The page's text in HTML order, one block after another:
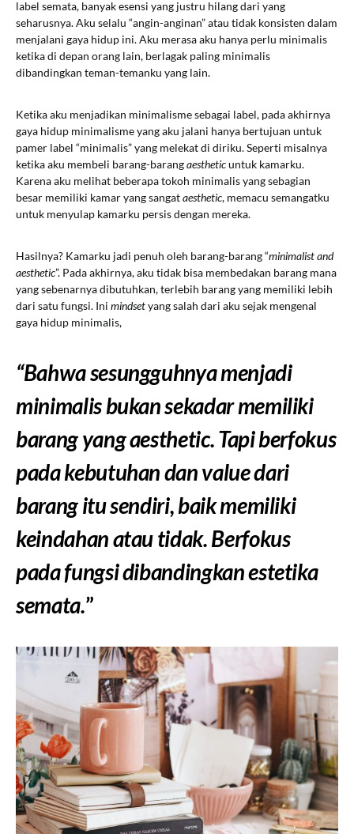
label semata, banyak esensi yang justru hilang dari yang
seharusnya. Aku selalu “angin-anginan” atau tidak konsisten dalam
menjalani gaya hidup ini. Aku merasa aku hanya perlu minimalis
ketika di depan orang lain, berlagak paling minimalis
dibandingkan teman-temanku yang lain.
Ketika aku menjadikan minimalisme sebagai label, pada akhirnya
gaya hidup minimalisme yang aku jalani hanya bertujuan untuk
pamer label “minimalis” yang melekat di diriku. Seperti misalnya
ketika aku membeli barang-barangaestheticuntuk kamarku.
Karena aku melihat beberapa tokoh minimalis yang sebagian
besar memiliki kamar yang sangataesthetic, memacu semangatku
untuk menyulap kamarku persis dengan mereka.
Hasilnya? Kamarku jadi penuh oleh barang-barang “minimalist and
aesthetic”. Pada akhirnya, aku tidak bisa membedakan barang mana
yang sebenarnya dibutuhkan, terlebih barang yang memiliki lebih
dari satu fungsi. Ini mindsetyang salah dari aku sejak mengenal
gaya hidup minimalis,
“Bahwa sesungguhnya menjadi
minimalis bukan sekadar memiliki
barang yang aesthetic. Tapi berfokus
pada kebutuhan dan value dari
barang itu sendiri, baik memiliki
keindahan atau tidak. Berfokus
pada fungsi dibandingkan estetika
semata.”